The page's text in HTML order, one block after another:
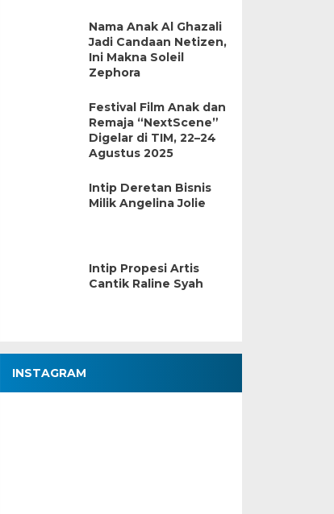
Nama Anak Al Ghazali
Jadi Candaan Netizen,
Ini Makna Soleil
Zephora
Festival Film Anak dan
Remaja “NextScene”
Digelar di TIM, 22–24
Agustus 2025
Intip Deretan Bisnis
Milik Angelina Jolie
Intip Propesi Artis
Cantik Raline Syah
INSTAGRAM